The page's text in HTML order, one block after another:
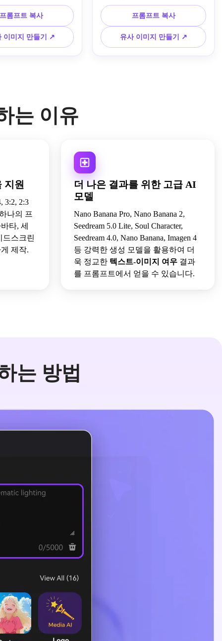
난스러운 포즈, 부드
오 스타일 조명, 밝고
분위기, 복숭아·크림·
색상, 깔끔한 애니메
위기, 고디테일, 깨끗
부드러운 렌더링.
롬프트 복사
이미지 만들기 ↗
그린 종이 질감, 온화한 동화 감성,
은은한 그림자, 따뜻한 녹슨색, 세
이지 그린, 베이지 팔레트, 아기방
벽 장식 스타일, 통풍이 좋은 흰색
배경, 정교한 붓 디테일, 우아한 인
쇄용 일러스트.
프롬프트 복사
유사 이미지 만들기 ↗
는 이유
지원
3:2, 2:3
나의 프
타, 세
드스크린
제작.
더 나은 결과를 위한 고급 AI
모델
Nano Banana Pro, Nano Banana 2,
Seedream 5.0 Lite, Soul Character,
Seedream 4.0, Nano Banana, Imagen 4
등 강력한 생성 모델을 활용하여 더
욱 정교한 텍스트-이미지 여우결과
를 프롬프트에서 얻을 수 있습니다.
는 방법